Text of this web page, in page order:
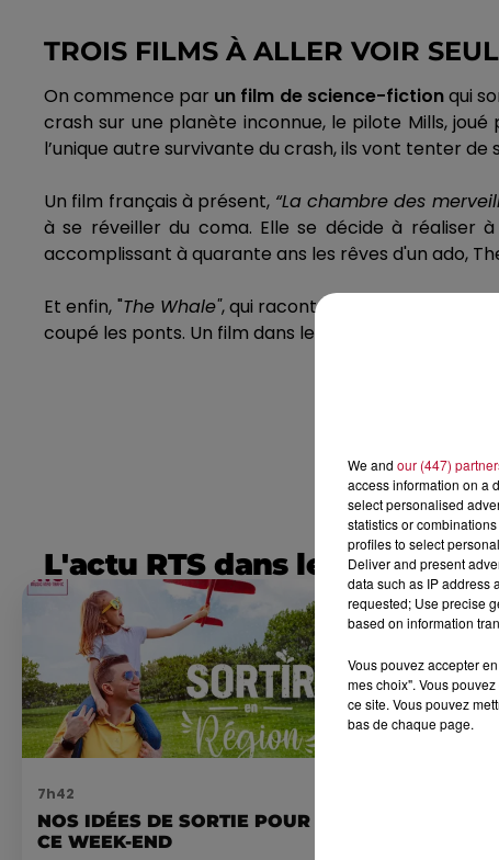
TROIS FILMS À ALLER VOIR
On commence par un film de science-fictionqui
crash sur une planète inconnue, le pilote Mills, joué
l’unique autre survivante du crash, ils vont tenter
Un film français à présent, “La chambre des
à se réveiller du coma. Elle se décide à réaliser
accomplissant à quarante ans les rêves d'un ado,
Et enfin, "The Whale", qui raconte l’histoire de
coupé les ponts. Un film dans lequel on retrouve
L'actu RTS dans le Sud
7h42
NOS IDÉES DE SORTIE POUR
CE WEEK-END
NÎMES : «
We and our (447)
access information on a
select personalised
statistics or
profiles to select
Deliver and present
data such as IP address
requested; Use precise
based on information
Vous pouvez accepter
mes choix". Vous
ce site. Vous pouvez
bas de chaque page.